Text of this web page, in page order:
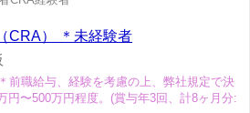
CRA） ＊未経験者
前職給与、経験を考慮の上、弊社規定で決
円〜500万円程度。(賞与年3回、計8ヶ月分: